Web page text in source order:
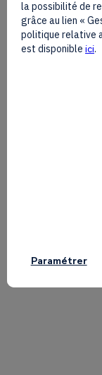
TV
la possibilité de
grâce au lien «
politique relative
est disponible ici.
Paramétrer